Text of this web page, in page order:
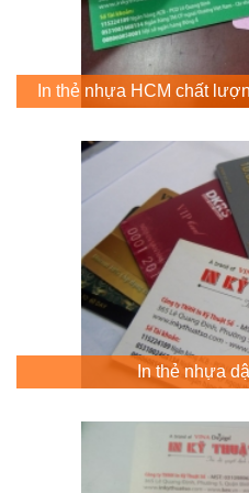
In thẻ nhựa HCM chất
In thẻ nhựa